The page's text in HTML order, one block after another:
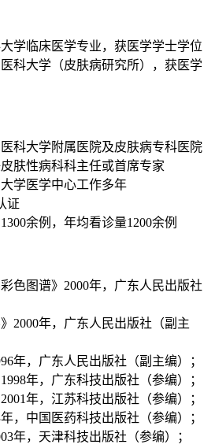
学临床医学专业，获医学学士学位
科大学（皮肤病研究所），获医学
科大学附属医院及皮肤病专科医院
皮肤性病科科主任或首席专家
学医学中心工作多年
证
余例，年均看诊量1200余例
色图谱》2000年，广东人民出版社
2000年，广东人民出版社（副主
年，广东人民出版社（副主编）；
年，广东科技出版社（参编）；
年，江苏科技出版社（参编）；
年，中国医药科技出版社（参编）；
年，天津科技出版社（参编）；